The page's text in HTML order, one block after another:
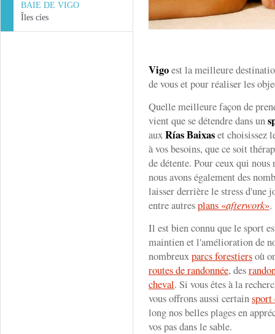
BAIE DE VIGO
Îles cíes
Vigoest la meilleure
de vous et pour réaliser les
Quelle meilleure façon de
vient que se détendre dans un
auxRías Baixaset choisissez
à vos besoins, que ce soit
de détente. Pour ceux qui
nous avons également des
laisser derrière le stress d'une
entre autresplans «afterwork».
Il est bien connu que le sport
maintien et l'amélioration de
nombreuxparcs forestiersoù
routes de randonnée, des
cheval. Si vous êtes à la
vous offrons aussi certainsport
long nos belles plages en
vos pas dans le sable.